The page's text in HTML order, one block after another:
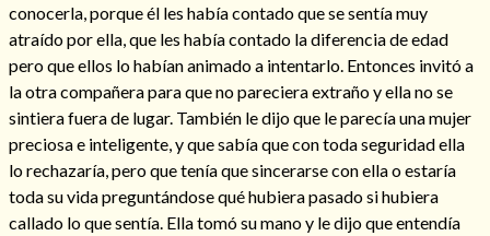
Consulta de tarot online
conocerla, porque él les había contado que se sentía muy
atraído por ella, que les había contado la diferencia de edad
pero que ellos lo habían animado a intentarlo. Entonces invitó a
la otra compañera para que no pareciera extraño y ella no se
sintiera fuera de lugar. También le dijo que le parecía una mujer
preciosa e inteligente, y que sabía que con toda seguridad ella
lo rechazaría, pero que tenía que sincerarse con ella o estaría
toda su vida preguntándose qué hubiera pasado si hubiera
callado lo que sentía. Ella tomó su mano y le dijo que entendía